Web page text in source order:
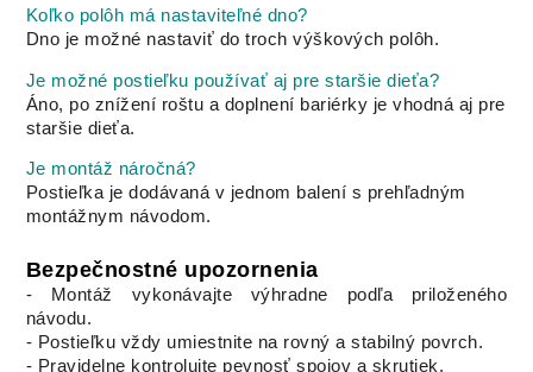
Koľko polôh má nastaviteľné dno?
Dno je možné nastaviť do troch výškových polôh.
Je možné postieľku používať aj pre staršie dieťa?
Áno, po znížení roštu a doplnení bariérky je vhodná aj pre
staršie dieťa.
Je montáž náročná?
Postieľka je dodávaná v jednom balení s prehľadným
montážnym návodom.
Bezpečnostné upozornenia
- Montáž vykonávajte výhradne podľa priloženého
návodu.
- Postieľku vždy umiestnite na rovný a stabilný povrch.
- Pravidelne kontrolujte pevnosť spojov a skrutiek.